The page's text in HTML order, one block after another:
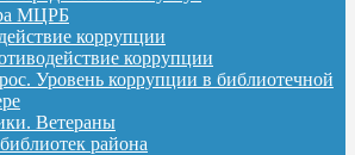
МЦРБ
коррупции
коррупции
Уровень коррупции в библиотечной
Ветераны
района